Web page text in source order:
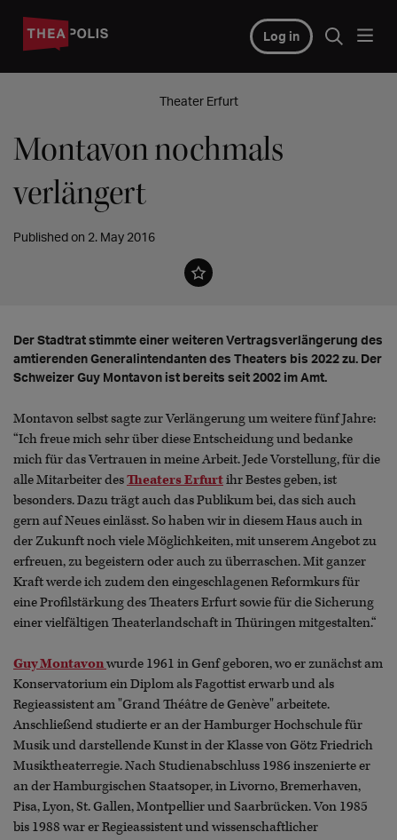
Log in
Theater Erfurt
Montavon nochmals
verlängert
Published on 2. May 2016
Der Stadtrat stimmte einer weiteren Vertragsverlängerung des
amtierenden Generalintendanten des Theaters bis 2022 zu. Der
Schweizer Guy Montavon ist bereits seit 2002 im Amt.
Montavon selbst sagte zur Verlängerung um weitere fünf Jahre:
“Ich freue mich sehr über diese Entscheidung und bedanke
mich für das Vertrauen in meine Arbeit. Jede Vorstellung, für die
alle Mitarbeiter desTheaters Erfurtihr Bestes geben, ist
besonders. Dazu trägt auch das Publikum bei, das sich auch
gern auf Neues einlässt. So haben wir in diesem Haus auch in
der Zukunft noch viele Möglichkeiten, mit unserem Angebot zu
erfreuen, zu begeistern oder auch zu überraschen. Mit ganzer
Kraft werde ich zudem den eingeschlagenen Reformkurs für
eine Profilstärkung des Theaters Erfurt sowie für die Sicherung
einer vielfältigen Theaterlandschaft in Thüringen mitgestalten.“
Guy Montavonwurde 1961 in Genf geboren, wo er zunächst am
Konservatorium ein Diplom als Fagottist erwarb und als
Regieassistent am "Grand Théâtre de Genève" arbeitete.
Anschließend studierte er an der Hamburger Hochschule für
Musik und darstellende Kunst in der Klasse von Götz Friedrich
Musiktheaterregie. Nach Studienabschluss 1986 inszenierte er
an der Hamburgischen Staatsoper, in Livorno, Bremerhaven,
Pisa, Lyon, St. Gallen, Montpellier und Saarbrücken. Von 1985
bis 1988 war er Regieassistent und wissenschaftlicher